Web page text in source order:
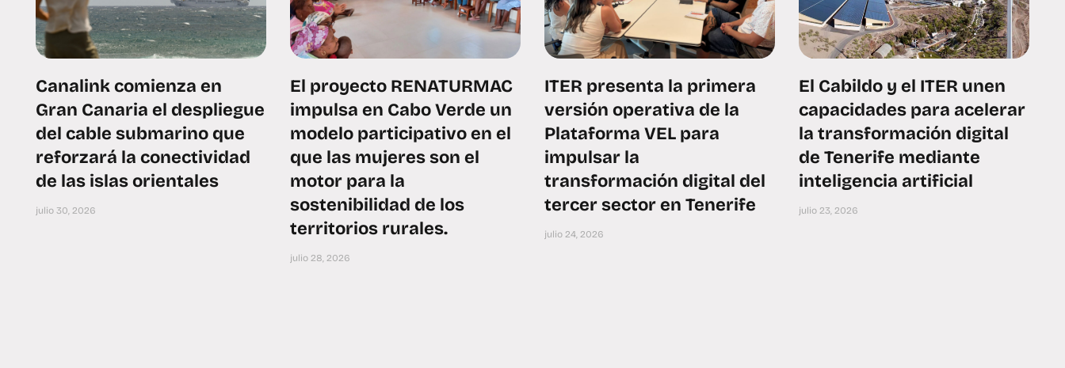
Canalink comienza en
Gran Canaria el despliegue
del cable submarino que
reforzará la conectividad
de las islas orientales
julio 30, 2026
El proyecto RENATURMAC
impulsa en Cabo Verde un
modelo participativo en el
que las mujeres son el
motor para la
sostenibilidad de los
territorios rurales.
julio 28, 2026
ITER presenta la primera
versión operativa de la
Plataforma VEL para
impulsar la
transformación digital del
tercer sector en Tenerife
julio 24, 2026
El Cabildo y el ITER unen
capacidades para acelerar
la transformación digital
de Tenerife mediante
inteligencia artificial
julio 23, 2026